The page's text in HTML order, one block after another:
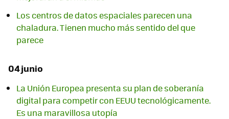
Los centros de datos espaciales parecen una
chaladura. Tienen mucho más sentido del que
parece
04 junio
La Unión Europea presenta su plan de soberanía
digital para competir con EEUU tecnológicamente.
Es una maravillosa utopía